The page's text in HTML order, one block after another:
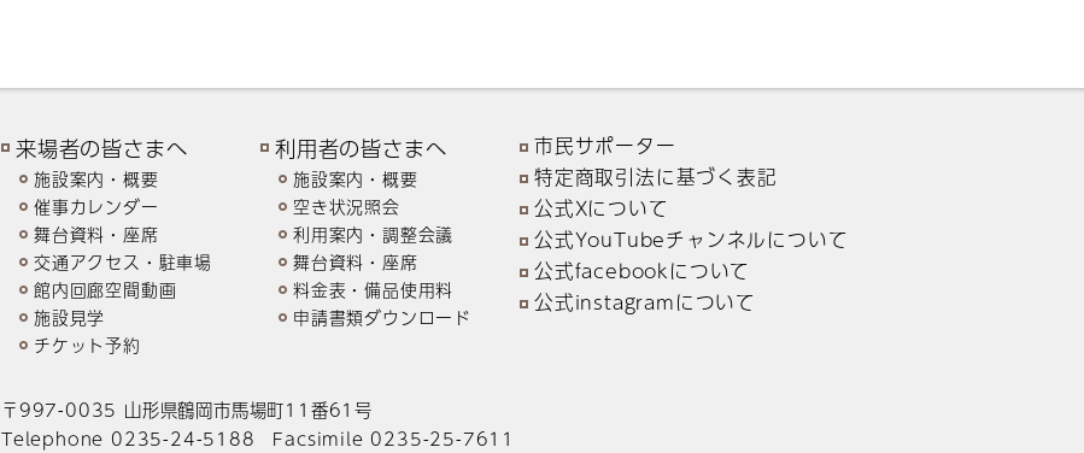
来場者の皆さまへ
施設案内・概要
催事カレンダー
舞台資料・座席
交通アクセス・駐車場
館内回廊空間動画
施設見学
チケット予約
利用者の皆さまへ
施設案内・概要
空き状況照会
利用案内・調整会議
舞台資料・座席
料金表・備品使用料
申請書類ダウンロード
市民サポーター
特定商取引法に基づく表記
公式Xについて
公式YouTubeチャンネルについて
公式facebookについて
公式instagramについて
〒997-0035 山形県鶴岡市馬場町11番61号
Telephone 0235-24-5188 Facsimile 0235-25-7611